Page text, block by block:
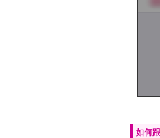
如何